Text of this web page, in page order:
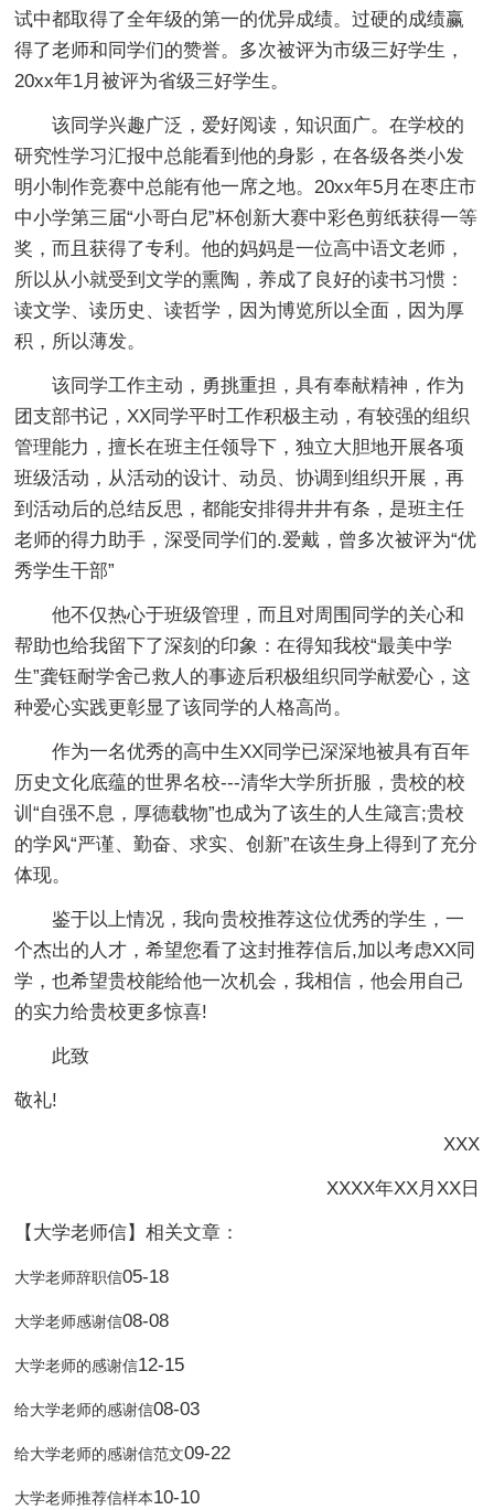
试中都取得了全年级的第一的优异成绩。过硬的成绩赢
得了老师和同学们的赞誉。多次被评为市级三好学生，
20xx年1月被评为省级三好学生。
该同学兴趣广泛，爱好阅读，知识面广。在学校的
研究性学习汇报中总能看到他的身影，在各级各类小发
明小制作竞赛中总能有他一席之地。20xx年5月在枣庄市
中小学第三届“小哥白尼”杯创新大赛中彩色剪纸获得一等
奖，而且获得了专利。他的妈妈是一位高中语文老师，
所以从小就受到文学的熏陶，养成了良好的读书习惯：
读文学、读历史、读哲学，因为博览所以全面，因为厚
积，所以薄发。
该同学工作主动，勇挑重担，具有奉献精神，作为
团支部书记，XX同学平时工作积极主动，有较强的组织
管理能力，擅长在班主任领导下，独立大胆地开展各项
班级活动，从活动的设计、动员、协调到组织开展，再
到活动后的总结反思，都能安排得井井有条，是班主任
老师的得力助手，深受同学们的.爱戴，曾多次被评为“优
秀学生干部”
他不仅热心于班级管理，而且对周围同学的关心和
帮助也给我留下了深刻的印象：在得知我校“最美中学
生”龚钰耐学舍己救人的事迹后积极组织同学献爱心，这
种爱心实践更彰显了该同学的人格高尚。
作为一名优秀的高中生XX同学已深深地被具有百年
历史文化底蕴的世界名校---清华大学所折服，贵校的校
训“自强不息，厚德载物”也成为了该生的人生箴言;贵校
的学风“严谨、勤奋、求实、创新”在该生身上得到了充分
体现。
鉴于以上情况，我向贵校推荐这位优秀的学生，一
个杰出的人才，希望您看了这封推荐信后,加以考虑XX同
学，也希望贵校能给他一次机会，我相信，他会用自己
的实力给贵校更多惊喜!
此致
敬礼!
XXX
XXXX年XX月XX日
【大学老师信】相关文章：
大学老师辞职信05-18
大学老师感谢信08-08
大学老师的感谢信12-15
给大学老师的感谢信08-03
给大学老师的感谢信范文09-22
大学老师推荐信样本10-10